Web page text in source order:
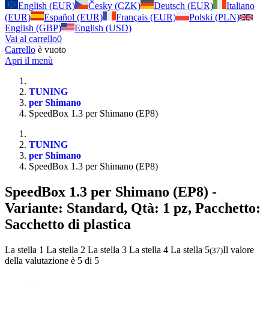
English (EUR)
Česky (CZK) Deutsch (EUR)
Italiano
(EUR)
Español (EUR) Français (EUR)
Polski (PLN)
English (GBP)
English (USD)
Vai al carrello0
Carrello è vuoto
Apri il menù
TUNING
per Shimano
SpeedBox 1.3 per Shimano (EP8)
TUNING
per Shimano
SpeedBox 1.3 per Shimano (EP8)
SpeedBox 1.3 per Shimano (EP8) -
Variante: Standard, Qtà: 1 pz, Pacchetto:
Sacchetto di plastica
La stella 1 La stella 2 La stella 3 La stella 4 La stella 5(37)Il valore
della valutazione è 5 di 5